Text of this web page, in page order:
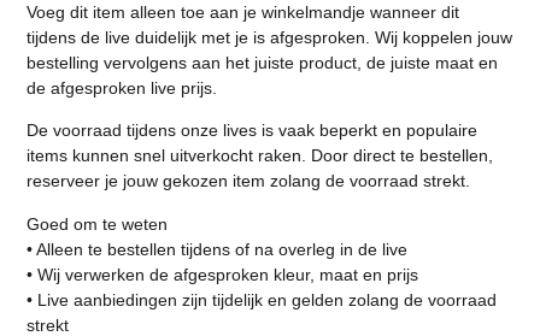
Voeg dit item alleen toe aan je winkelmandje wanneer dit
tijdens de live duidelijk met je is afgesproken. Wij koppelen jouw
bestelling vervolgens aan het juiste product, de juiste maat en
de afgesproken live prijs.
De voorraad tijdens onze lives is vaak beperkt en populaire
items kunnen snel uitverkocht raken. Door direct te bestellen,
reserveer je jouw gekozen item zolang de voorraad strekt.
Goed om te weten
• Alleen te bestellen tijdens of na overleg in de live
• Wij verwerken de afgesproken kleur, maat en prijs
• Live aanbiedingen zijn tijdelijk en gelden zolang de voorraad
strekt